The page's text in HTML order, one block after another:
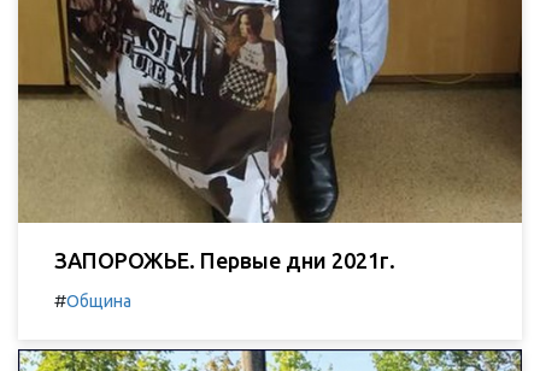
ЗАПОРОЖЬЕ. Первые дни 2021г.
#Община